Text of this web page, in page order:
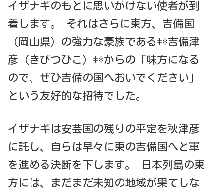
イザナギのもとに思いがけない使者が到
着します。 それはさらに東方、吉備国
（岡山県）の強力な豪族である**吉備津
彦（きびつひこ）**からの「味方になる
ので、ぜひ吉備の国へおいでください」
という友好的な招待でした。
イザナギは安芸国の残りの平定を秋津彦
に託し、自らは早々に東の吉備国へと軍
を進める決断を下します。 日本列島の東
方には、まだまだ未知の地域が果てしな